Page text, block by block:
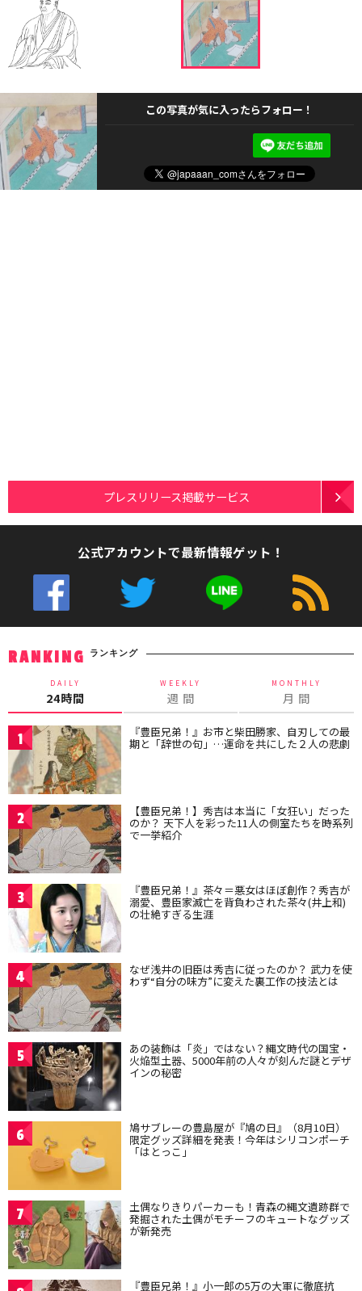
この写真が気に入ったらフォロー！
プレスリリース掲載サービス
公式アカウントで最新情報ゲット！
RANKING ランキング
DAILY
24時間
WEEKLY
週 間
MONTHLY
月 間
1 『豊臣兄弟！』お市と柴田勝家、自刃しての最
期と「辞世の句」…運命を共にした２人の悲劇
2 【豊臣兄弟！】秀吉は本当に「女狂い」だった
のか？ 天下人を彩った11人の側室たちを時系列
で一挙紹介
3 『豊臣兄弟！』茶々＝悪女はほぼ創作？秀吉が
溺愛、豊臣家滅亡を背負わされた茶々(井上和)
の壮絶すぎる生涯
4 なぜ浅井の旧臣は秀吉に従ったのか？ 武力を使
わず“自分の味方”に変えた裏工作の技法とは
5 あの装飾は「炎」ではない？縄文時代の国宝・
火焔型土器、5000年前の人々が刻んだ謎とデザ
インの秘密
6 鳩サブレーの豊島屋が『鳩の日』（8月10日）
限定グッズ詳細を発表！今年はシリコンポーチ
「はとっこ」
7 土偶なりきりパーカーも！青森の縄文遺跡群で
発掘された土偶がモチーフのキュートなグッズ
が新発売
『豊臣兄弟！』小一郎の5万の大軍に徹底抗